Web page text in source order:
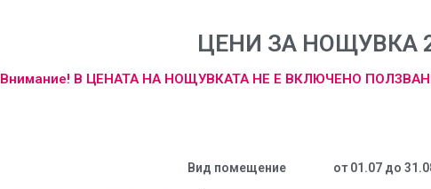
ЦЕНИ ЗА НОЩУВКА
Внимание! В ЦЕНАТА НА НОЩУВКАТА НЕ Е ВКЛЮЧЕНО
Вид помещение от 01.07 до